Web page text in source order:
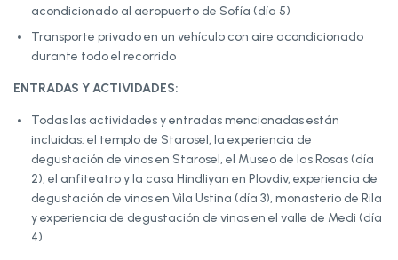
acondicionado al aeropuerto de Sofía (día 5)
Transporte privado en un vehículo con aire acondicionado
durante todo el recorrido
ENTRADAS Y ACTIVIDADES:
Todas las actividades y entradas mencionadas están
incluidas: el templo de Starosel, la experiencia de
degustación de vinos en Starosel, el Museo de las Rosas (día
2), el anfiteatro y la casa Hindliyan en Plovdiv, experiencia de
degustación de vinos en Vila Ustina (día 3), monasterio de Rila
y experiencia de degustación de vinos en el valle de Medi (día
4)